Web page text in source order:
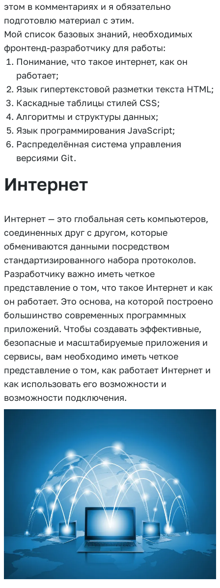
этом в комментариях и я обязательно
подготовлю материал с этим.
Мой список базовых знаний, необходимых
фронтенд-разработчику для работы:
Понимание, что такое интернет, как он
работает;
Язык гипертекстовой разметки текста HTML;
Каскадные таблицы стилей CSS;
Алгоритмы и структуры данных;
Язык программирования JavaScript;
Распределённая система управления
версиями Git.
Интернет
Интернет — это глобальная сеть компьютеров,
соединенных друг с другом, которые
обмениваются данными посредством
стандартизированного набора протоколов.
Разработчику важно иметь четкое
представление о том, что такое Интернет и как
он работает. Это основа, на которой построено
большинство современных программных
приложений. Чтобы создавать эффективные,
безопасные и масштабируемые приложения и
сервисы, вам необходимо иметь четкое
представление о том, как работает Интернет и
как использовать его возможности и
возможности подключения.